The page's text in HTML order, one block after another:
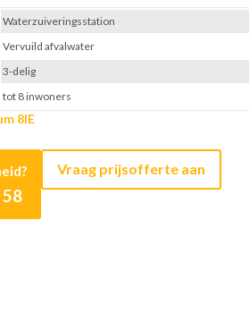
8IE
Vraag prijsofferte aan
Waterzuiveringsstation
Vervuild afvalwater
3-delig
tot 8 inwoners